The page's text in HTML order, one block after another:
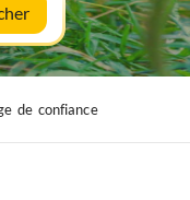
de confiance